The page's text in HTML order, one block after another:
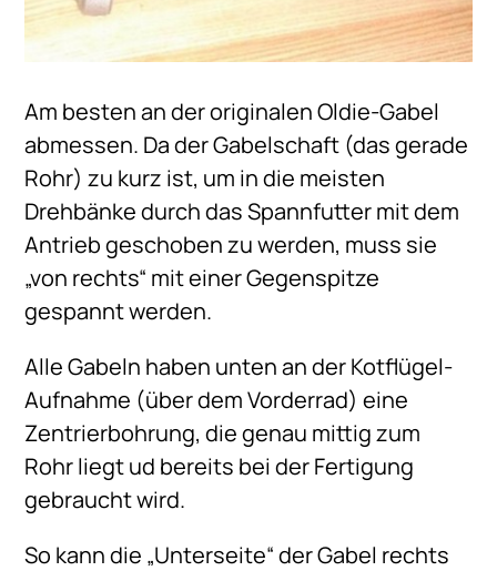
Am besten an der originalen Oldie-Gabel
abmessen. Da der Gabelschaft (das gerade
Rohr) zu kurz ist, um in die meisten
Drehbänke durch das Spannfutter mit dem
Antrieb geschoben zu werden, muss sie
„von rechts“ mit einer Gegenspitze
gespannt werden.
Alle Gabeln haben unten an der Kotflügel-
Aufnahme (über dem Vorderrad) eine
Zentrierbohrung, die genau mittig zum
Rohr liegt ud bereits bei der Fertigung
gebraucht wird.
So kann die „Unterseite“ der Gabel rechts